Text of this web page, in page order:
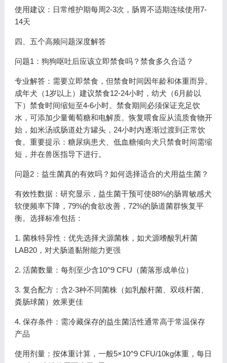
使用建议：日常维护期每周2-3次，肠胃不适期连续使用7-
14天
四、五个高频问题深度解答
问题1：狗狗呕吐后应该立即禁食吗？禁食多久合适？
专业解答：需要立即禁食，但禁食时间因年龄和体重而异。
成年犬（1岁以上）建议禁食12-24小时，幼犬（6月龄以
下）禁食时间缩短至4-6小时。禁食期间必须保证充足饮
水，可添加少量葡萄糖和电解质。恢复喂食应从流质食物开
始，如米汤或肠道处方罐头，24小时内逐渐过渡到正常饮
食。重要提示：糖尿病患犬、低血糖倾向犬只禁食时间需缩
短，并在兽医指导下进行。
问题2：益生菌真的有效吗？如何选择适合的犬用益生菌？
有效性数据：研究显示，益生菌干预可使88%的肠胃敏感犬
软便频率下降，79%的食欲改善，72%的肠道菌群恢复平
衡。选择标准包括：
1. 菌株特异性：优先选择犬源菌株，如犬源嗜酸乳杆菌
LAB20，对犬肠道黏附能力更强
2. 活菌数量：每剂至少含10^9 CFU（菌落形成单位）
3. 复合配方：含2-3种不同菌株（如乳酸杆菌、双歧杆菌、
粪肠球菌）效果更佳
4. 保存条件：需冷藏保存的益生菌活性通常高于常温保存
产品
使用剂量：按体重计算，一般5×10^9 CFU/10kg体重，每日